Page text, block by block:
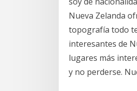
Nueva Zelanda
topografía todo
interesantes de
lugares más
y no perderse.